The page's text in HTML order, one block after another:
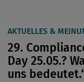
AKTUELLES &
29.
Day 25.05.?
uns